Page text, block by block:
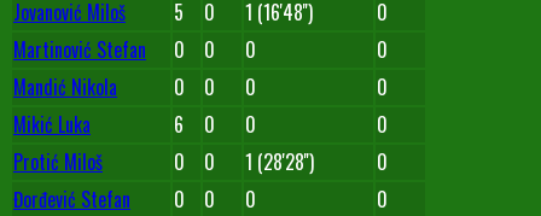
Jovanović Miloš
5 0 1 (16'48'')
0
Martinović Stefan
0 0 0
0
Mandić Nikola
0 0 0
0
Mikić Luka
6 0 0
0
Protić Miloš
0 0 1 (28'28'')
0
Đorđević Stefan
0 0 0
0